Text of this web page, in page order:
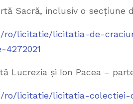
Sacră, inclusiv o secțiune
ro/licitatie/licitatia-de-
Lucrezia și Ion Pacea –
ro/licitatie/licitatia-